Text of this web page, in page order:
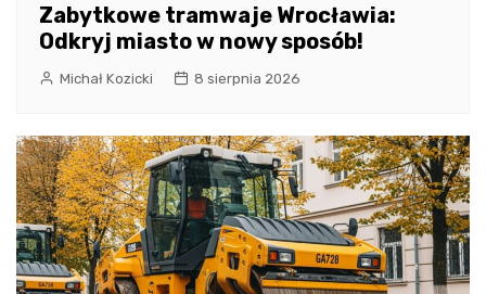
Zabytkowe tramwaje Wrocławia:
Odkryj miasto w nowy sposób!
Michał Kozicki 8 sierpnia 2026